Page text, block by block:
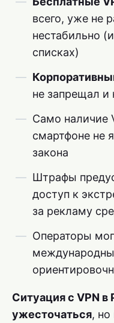
всего, уже не
нестабильно
списках)
не запрещал и
Само наличие
смартфоне не
закона
Штрафы
доступ к
за рекламу
Операторы
Ситуация с VPN
ужесточаться,